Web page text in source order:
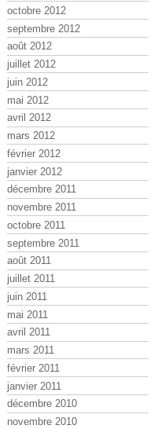
octobre 2012
septembre 2012
août 2012
juillet 2012
juin 2012
mai 2012
avril 2012
mars 2012
février 2012
janvier 2012
décembre 2011
novembre 2011
octobre 2011
septembre 2011
août 2011
juillet 2011
juin 2011
mai 2011
avril 2011
mars 2011
février 2011
janvier 2011
décembre 2010
novembre 2010